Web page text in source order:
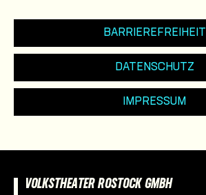
BARRIEREFREIHEIT
DATENSCHUTZ
IMPRESSUM
VOLKSTHEATER ROSTOCK GMBH